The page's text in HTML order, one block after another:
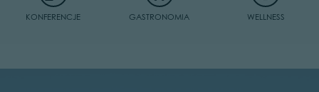
KONFERENCJE GASTRONOMIA WELLNESS